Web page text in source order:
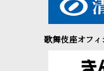
歌舞伎座オフ